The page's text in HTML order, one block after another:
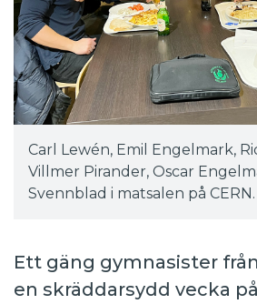
Carl Lewén, Emil Engelmark,
Villmer Pirander, Oscar
Svennblad i matsalen på CERN.
Ett gäng gymnasister
en skräddarsydd vecka